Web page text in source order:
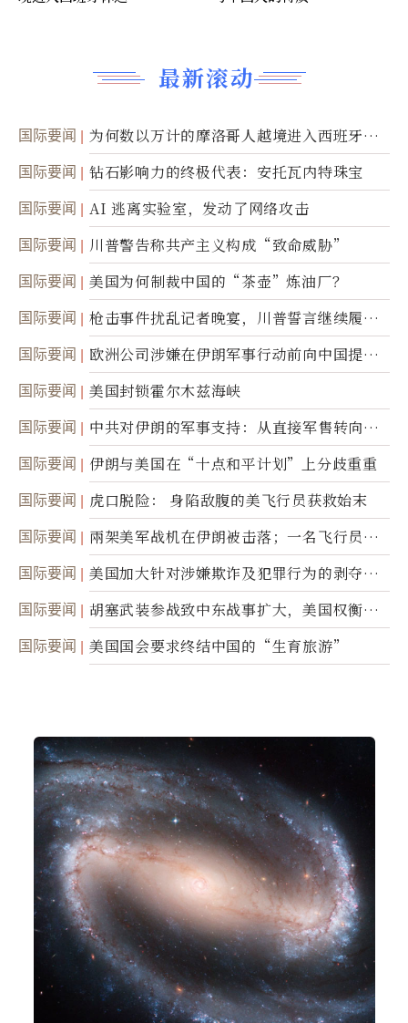
最新滚动
国际要闻
为何数以万计的摩洛哥人越境进入西班牙休
达
国际要闻 钻石影响力的终极代表：安托瓦内特珠宝
国际要闻 AI 逃离实验室，发动了网络攻击
国际要闻 川普警告称共产主义构成“致命威胁”
国际要闻 美国为何制裁中国的“茶壶”炼油厂？
国际要闻
枪击事件扰乱记者晚宴，川普誓言继续履行
职责
国际要闻
欧洲公司涉嫌在伊朗军事行动前向中国提供
美军基地的卫星图像
国际要闻 美国封锁霍尔木兹海峡
国际要闻
中共对伊朗的军事支持：从直接军售转向间
接技术转让
国际要闻 伊朗与美国在“十点和平计划”上分歧重重
国际要闻 虎口脱险： 身陷敌腹的美飞行员获救始末
国际要闻
兩架美军战机在伊朗被击落；一名飞行员失
踪
国际要闻
美国加大针对涉嫌欺诈及犯罪行为的剥夺公
民权力度
国际要闻
胡塞武装参战致中东战事扩大，美国权衡地
面入侵的可能性
国际要闻 美国国会要求终结中国的“生育旅游”